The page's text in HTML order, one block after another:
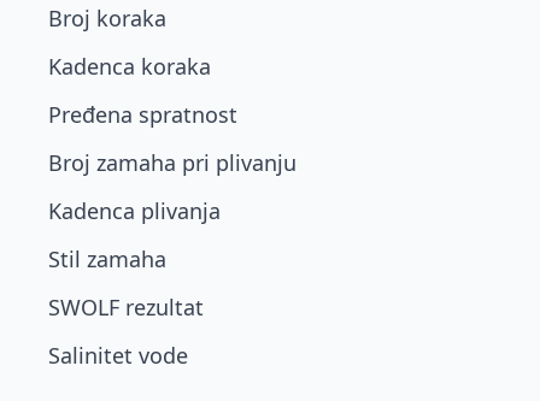
Broj koraka
Kadenca koraka
Pređena spratnost
Broj zamaha pri plivanju
Kadenca plivanja
Stil zamaha
SWOLF rezultat
Salinitet vode